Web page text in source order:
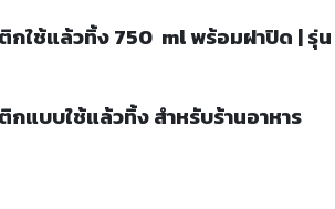
กใช้แล้วทิ้ง 750 ml พร้อมฝาปิด | รุ่น
แบบใช้แล้วทิ้ง สำหรับร้านอาหาร